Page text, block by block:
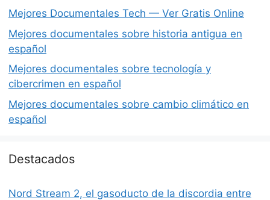
Mejores Documentales Tech — Ver Gratis Online
Mejores documentales sobre historia antigua en
español
Mejores documentales sobre tecnología y
cibercrimen en español
Mejores documentales sobre cambio climático en
español
Destacados
Nord Stream 2, el gasoducto de la discordia entre